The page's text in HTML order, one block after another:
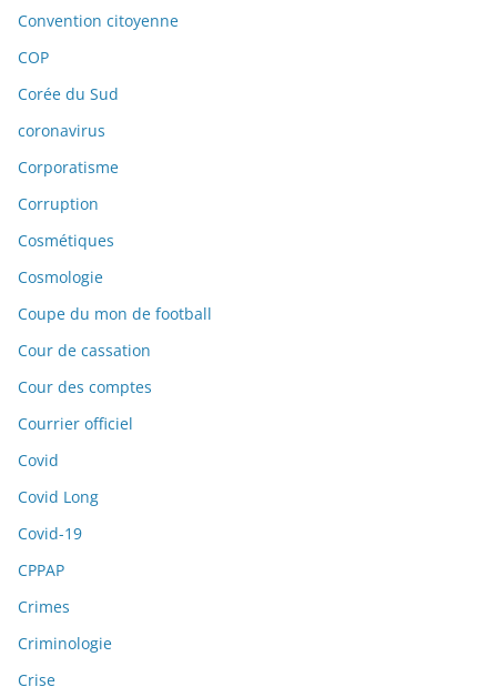
Convention citoyenne
COP
Corée du Sud
coronavirus
Corporatisme
Corruption
Cosmétiques
Cosmologie
Coupe du mon de football
Cour de cassation
Cour des comptes
Courrier officiel
Covid
Covid Long
Covid-19
CPPAP
Crimes
Criminologie
Crise